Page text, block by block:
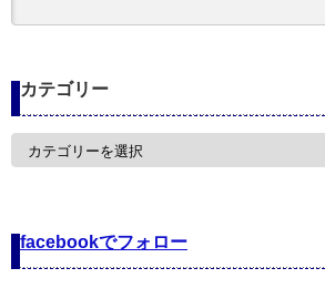
カテゴリー
カ
facebookでフォロー